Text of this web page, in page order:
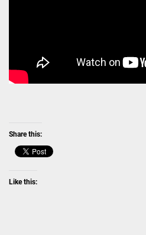
Share this:
Like this: